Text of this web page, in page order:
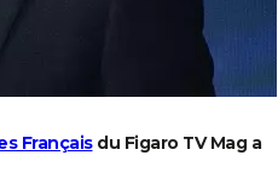
Françaisdu Figaro TV Mag a